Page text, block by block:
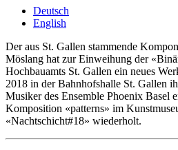
Deutsch
English
Der aus St. Gallen stammende
Möslang hat zur Einweihung der
Hochbauamts St. Gallen ein neues
2018 in der Bahnhofshalle St. Gallen
Musiker des Ensemble Phoenix Basel
Komposition «patterns» im
«Nachtschicht#18» wiederholt.